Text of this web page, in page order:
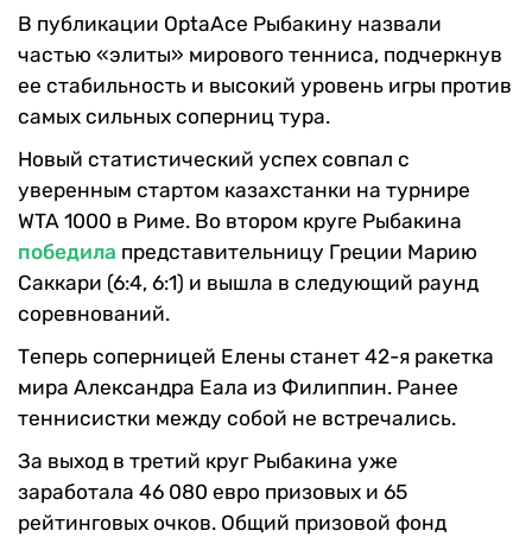
В публикации OptaAce Рыбакину назвали
частью «элиты» мирового тенниса, подчеркнув
ее стабильность и высокий уровень игры против
самых сильных соперниц тура.
Новый статистический успех совпал с
уверенным стартом казахстанки на турнире
WTA 1000 в Риме. Во втором круге Рыбакина
победила представительницу Греции Марию
Саккари (6:4, 6:1) и вышла в следующий раунд
соревнований.
Теперь соперницей Елены станет 42-я ракетка
мира Александра Еала из Филиппин. Ранее
теннисистки между собой не встречались.
За выход в третий круг Рыбакина уже
заработала 46 080 евро призовых и 65
рейтинговых очков. Общий призовой фонд